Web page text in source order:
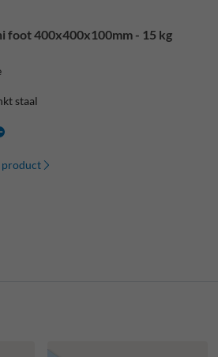
foot 400x400x100mm - 15 kg
staal
product